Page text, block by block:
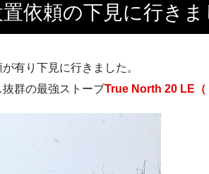
依頼の下見に行きま
有り下見に行きました。
群の最強ストーブTrue North 20 LE（